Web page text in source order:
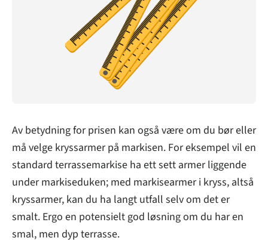
Av betydning for prisen kan også være om du bør eller
må velge kryssarmer på markisen. For eksempel vil en
standard terrassemarkise ha ett sett armer liggende
under markiseduken; med markisearmer i kryss, altså
kryssarmer, kan du ha langt utfall selv om det er
smalt. Ergo en potensielt god løsning om du har en
smal, men dyp terrasse.